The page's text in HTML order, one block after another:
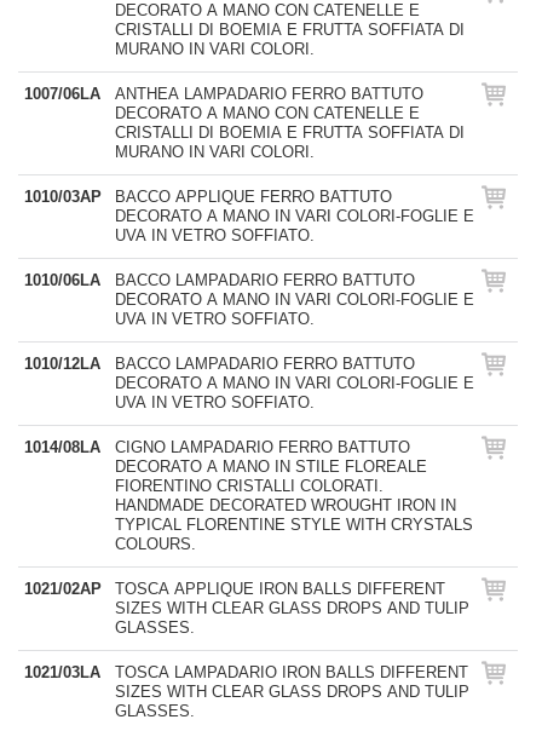
DECORATO A MANO CON CATENELLE E
CRISTALLI DI BOEMIA E FRUTTA SOFFIATA DI
MURANO IN VARI COLORI.
1007/06LA
ANTHEA LAMPADARIO FERRO BATTUTO
DECORATO A MANO CON CATENELLE E
CRISTALLI DI BOEMIA E FRUTTA SOFFIATA DI
MURANO IN VARI COLORI.
1010/03AP
BACCO APPLIQUE FERRO BATTUTO
DECORATO A MANO IN VARI COLORI-FOGLIE E
UVA IN VETRO SOFFIATO.
1010/06LA
BACCO LAMPADARIO FERRO BATTUTO
DECORATO A MANO IN VARI COLORI-FOGLIE E
UVA IN VETRO SOFFIATO.
1010/12LA
BACCO LAMPADARIO FERRO BATTUTO
DECORATO A MANO IN VARI COLORI-FOGLIE E
UVA IN VETRO SOFFIATO.
1014/08LA
CIGNO LAMPADARIO FERRO BATTUTO
DECORATO A MANO IN STILE FLOREALE
FIORENTINO CRISTALLI COLORATI.
HANDMADE DECORATED WROUGHT IRON IN
TYPICAL FLORENTINE STYLE WITH CRYSTALS
COLOURS.
1021/02AP
TOSCA APPLIQUE IRON BALLS DIFFERENT
SIZES WITH CLEAR GLASS DROPS AND TULIP
GLASSES.
1021/03LA
TOSCA LAMPADARIO IRON BALLS DIFFERENT
SIZES WITH CLEAR GLASS DROPS AND TULIP
GLASSES.